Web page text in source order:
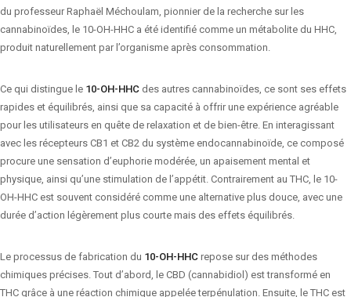
du professeur Raphaël Méchoulam, pionnier de la recherche sur les
cannabinoïdes, le 10-OH-HHC a été identifié comme un métabolite du HHC,
produit naturellement par l’organisme après consommation.
Ce qui distingue le 10-OH-HHC des autres cannabinoïdes, ce sont ses effets
rapides et équilibrés, ainsi que sa capacité à offrir une expérience agréable
pour les utilisateurs en quête de relaxation et de bien-être. En interagissant
avec les récepteurs CB1 et CB2 du système endocannabinoïde, ce composé
procure une sensation d’euphorie modérée, un apaisement mental et
physique, ainsi qu’une stimulation de l’appétit. Contrairement au THC, le 10-
OH-HHC est souvent considéré comme une alternative plus douce, avec une
durée d’action légèrement plus courte mais des effets équilibrés.
Le processus de fabrication du 10-OH-HHC repose sur des méthodes
chimiques précises. Tout d’abord, le CBD (cannabidiol) est transformé en
THC grâce à une réaction chimique appelée terpénulation. Ensuite, le THC est